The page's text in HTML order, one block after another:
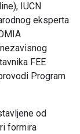
IUCN
eksperta
FEE
Program
od
formira